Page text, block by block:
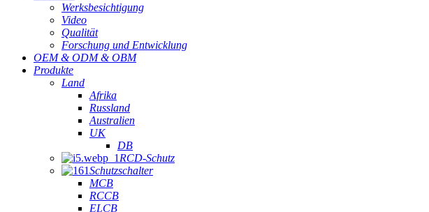
Werksbesichtigung
Video
Qualität
Forschung und Entwicklung
OEM & ODM & OBM
Produkte
Land
Afrika
Russland
Australien
UK
DB
RCD-Schutz
Schutzschalter
MCB
RCCB
ELCB